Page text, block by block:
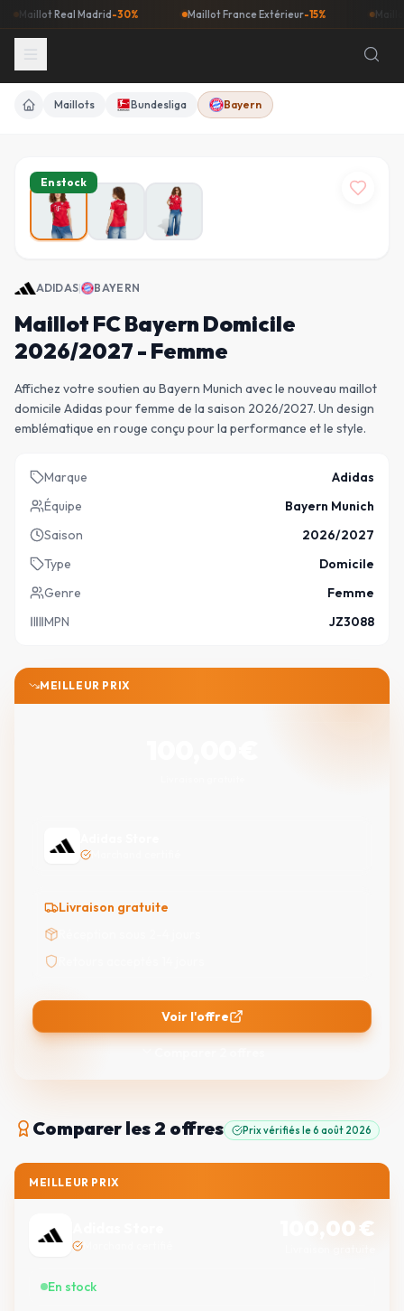
Real Madrid-30% Maillot France Extérieur-15% Maillot
Accueil
Maillots Bundesliga Bayern
En stock
ADIDAS| BAYERN
Maillot FC Bayern Domicile
2026/2027 - Femme
Affichez votre soutien au Bayern Munich avec le nouveau maillot
domicile Adidas pour femme de la saison 2026/2027. Un design
emblématique en rouge conçu pour la performance et le style.
Marque
Adidas
Équipe
Bayern Munich
Saison
2026/2027
Type
Domicile
Genre
Femme
MPN
JZ3088
MEILLEUR PRIX
Livraison gratuite
Voir l'offre
Comparerles 2 offres Prix vérifiés le6 août 2026
MEILLEUR PRIX
100,00€
En stock